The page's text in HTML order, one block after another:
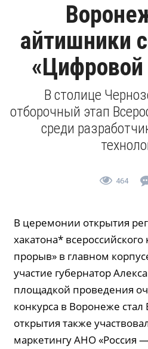
айтишники
В столице
отборочный этап
среди
464
В церемонии открытия
хакатона*
прорыв» в главном
участие губернатор
площадкой проведения
конкурса в Воронеже
открытия также
маркетингу АНО «Россия